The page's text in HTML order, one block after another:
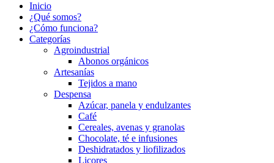
Inicio
¿Qué somos?
¿Cómo funciona?
Categorías
Agroindustrial
Abonos orgánicos
Artesanías
Tejidos a mano
Despensa
Azúcar, panela y endulzantes
Café
Cereales, avenas y granolas
Chocolate, té e infusiones
Deshidratados y liofilizados
Licores